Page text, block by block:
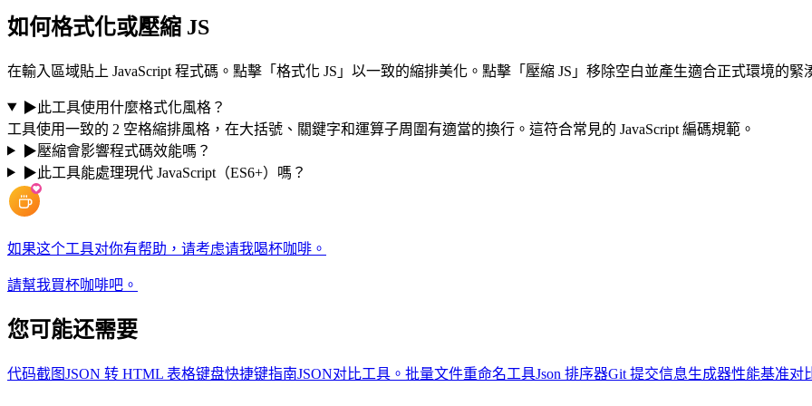
如何格式化或壓縮 JS
在輸入區域貼上 JavaScript 程式碼。點擊「格式化 JS」以一致的縮排美化。點擊「壓縮 JS」移除空白並產生適合正式環境的緊
▶此工具使用什麼格式化風格？
工具使用一致的 2 空格縮排風格，在大括號、關鍵字和運算子周圍有適當的換行。這符合常見的 JavaScript 編碼規範。
▶壓縮會影響程式碼效能嗎？
▶此工具能處理現代 JavaScript（ES6+）嗎？
如果这个工具对你有帮助，请考虑请我喝杯咖啡。
請幫我買杯咖啡吧。
您可能还需要
代码截图JSON 转 HTML 表格键盘快捷键指南JSON对比工具。 批量文件重命名工具Json 排序器Git 提交信息生成器性能基准对